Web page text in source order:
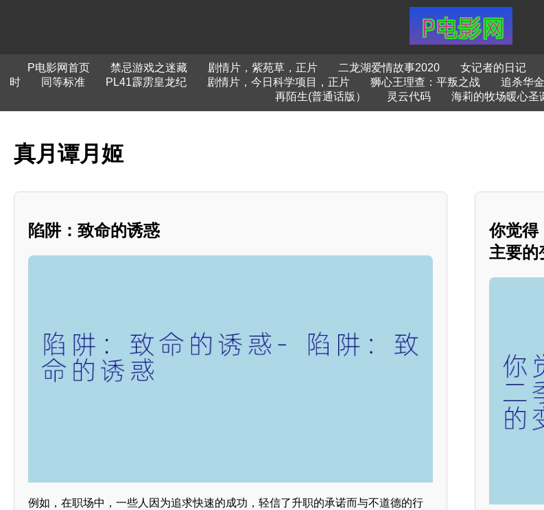
P电影网首页 禁忌游戏之迷藏 剧情片，紫苑草，正片 二龙湖爱情故事2020 女记者的日记
时
同等标准 PL41霹雳皇龙纪 剧情片，今日科学项目，正片 狮心王理查：平叛之战 追杀华
再陌生(普通话版）
灵云代码 海莉的牧场暖心圣
真月谭月姬
陷阱：致命的诱惑
例如，在职场中，一些人因为追求快速的成功，轻信了升职的承诺而与不道德的行
你觉得
主要的